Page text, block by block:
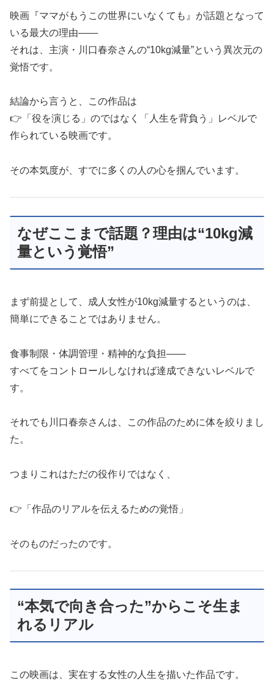
映画『ママがもうこの世界にいなくても』が話題となって
いる最大の理由――
それは、主演・川口春奈さんの“10kg減量”という異次元の
覚悟です。
結論から言うと、この作品は
👉「役を演じる」のではなく「人生を背負う」レベルで
作られている映画です。
その本気度が、すでに多くの人の心を掴んでいます。
なぜここまで話題？理由は“10kg減
量という覚悟”
まず前提として、成人女性が10kg減量するというのは、
簡単にできることではありません。
食事制限・体調管理・精神的な負担――
すべてをコントロールしなければ達成できないレベルで
す。
それでも川口春奈さんは、この作品のために体を絞りまし
た。
つまりこれはただの役作りではなく、
👉「作品のリアルを伝えるための覚悟」
そのものだったのです。
“本気で向き合った”からこそ生ま
れるリアル
この映画は、実在する女性の人生を描いた作品です。